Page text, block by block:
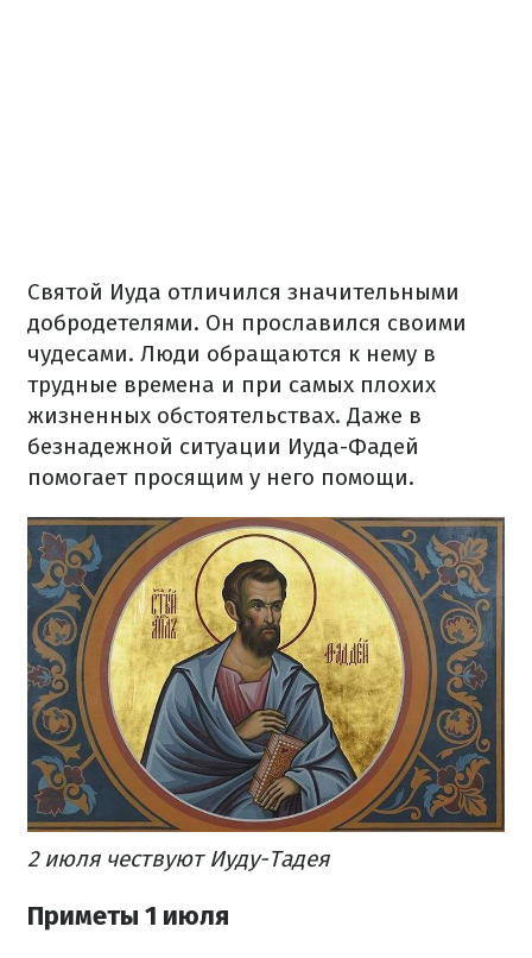
Святой Иуда отличился значительными
добродетелями. Он прославился своими
чудесами. Люди обращаются к нему в
трудные времена и при самых плохих
жизненных обстоятельствах. Даже в
безнадежной ситуации Иуда-Фадей
помогает просящим у него помощи.
2 июля чествуют Иуду-Тадея
Приметы 1 июля